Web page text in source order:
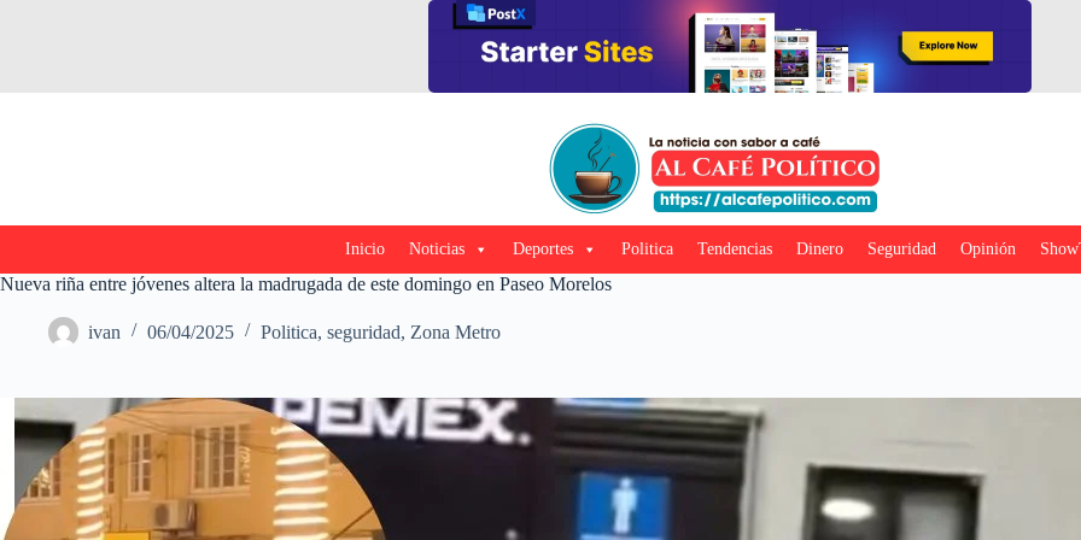
Inicio Noticias Deportes Politica Tendencias Dinero Seguridad Opinión
Nueva riña entre jóvenes altera la madrugada de este domingo en Paseo Morelos
ivan 06/04/2025 Politica, seguridad, Zona Metro